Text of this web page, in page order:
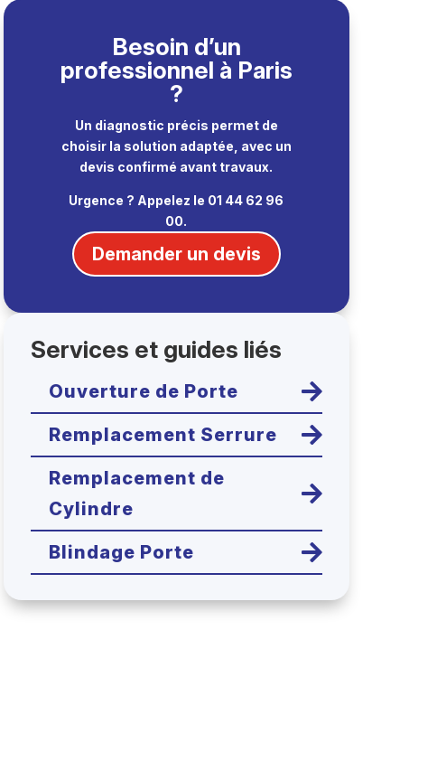
Besoin d’un
professionnel à Paris
?
Un diagnostic précis permet de
choisir la solution adaptée, avec un
devis confirmé avant travaux.
Urgence ? Appelez le 01 44 62 96
00.
Demander un devis
Services et guides liés
Ouverture de Porte 
Remplacement Serrure 
Remplacement de
Cylindre

Blindage Porte 